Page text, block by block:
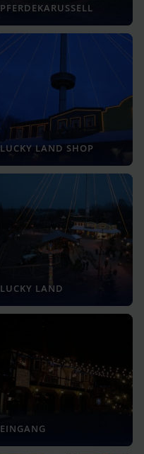
PFERDEKARUSSELL
LUCKY LAND SHOP
LUCKY LAND
EINGANG